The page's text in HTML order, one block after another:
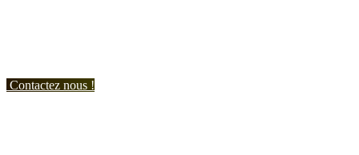
Contactez nous !